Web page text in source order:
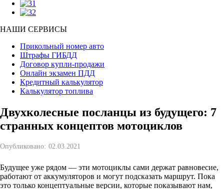
НАШИ СЕРВИСЫ
Прикольный номер авто
Штрафы ГИБДД
Договор купли-продажи
Онлайн экзамен ПДД
Кредитный калькулятор
Калькулятор топлива
Двухколесные посланцы из будущего: 7
странных концептов мотоциклов
Опубликовано: 02.03.2021
Будущее уже рядом — эти мотоциклы сами держат равновесие,
работают от аккумуляторов и могут подсказать маршрут. Пока
это только концептуальные версии, которые показывают нам,